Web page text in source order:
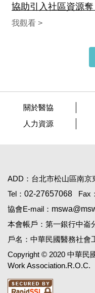
協助引入社區資源
我觀看 >
關於醫協
人力資源
ADD：台北市松山區南京
Tel： 02-27657068
Fax
協會E-mail：
本會帳戶：第一銀行中崙
戶名：中華民國醫務社會
Copyright © 2020 中華民
Work Association.R.O.C.